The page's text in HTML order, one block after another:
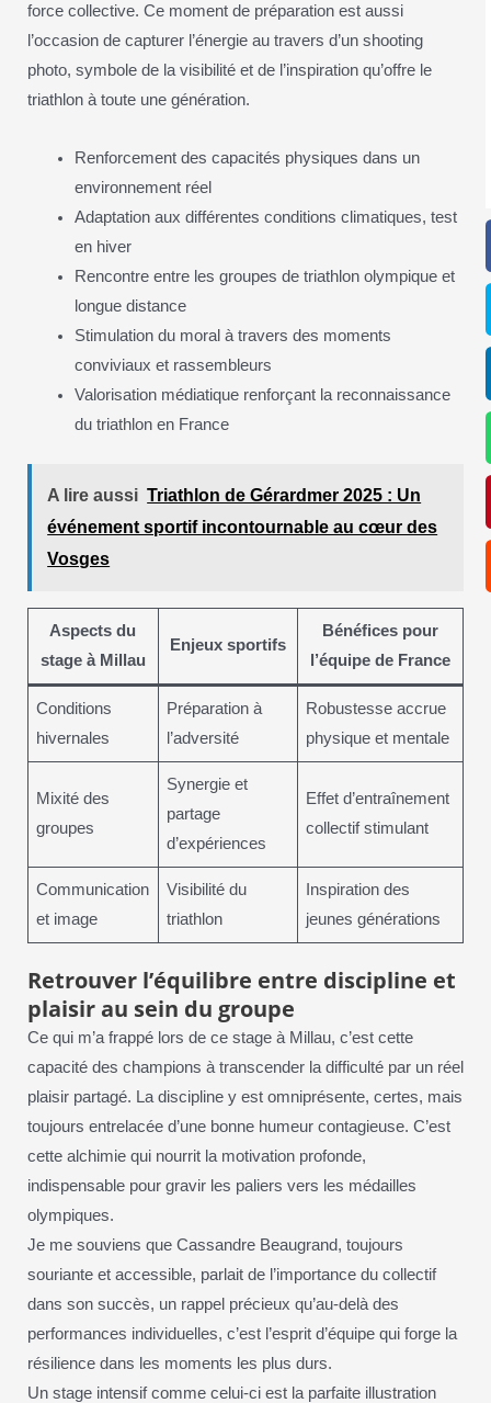
force collective. Ce moment de préparation est aussi
l’occasion de capturer l’énergie au travers d’un shooting
photo, symbole de la visibilité et de l’inspiration qu’offre le
triathlon à toute une génération.
Renforcement des capacités physiques dans un
environnement réel
Adaptation aux différentes conditions climatiques, test
en hiver
Rencontre entre les groupes de triathlon olympique et
longue distance
Stimulation du moral à travers des moments
conviviaux et rassembleurs
Valorisation médiatique renforçant la reconnaissance
du triathlon en France
A lire aussi Triathlon de Gérardmer 2025 : Un
événement sportif incontournable au cœur des
Vosges
Aspects du
stage à Millau
Enjeux sportifs
Bénéfices pour
l’équipe de France
Conditions
hivernales
Préparation à
l’adversité
Robustesse accrue
physique et mentale
Mixité des
groupes
Synergie et
partage
d’expériences
Effet d’entraînement
collectif stimulant
Communication
et image
Visibilité du
triathlon
Inspiration des
jeunes générations
Retrouver l’équilibre entre discipline et
plaisir au sein du groupe
Ce qui m’a frappé lors de ce stage à Millau, c’est cette
capacité des champions à transcender la difficulté par un réel
plaisir partagé. La discipline y est omniprésente, certes, mais
toujours entrelacée d’une bonne humeur contagieuse. C’est
cette alchimie qui nourrit la motivation profonde,
indispensable pour gravir les paliers vers les médailles
olympiques.
Je me souviens que Cassandre Beaugrand, toujours
souriante et accessible, parlait de l’importance du collectif
dans son succès, un rappel précieux qu’au-delà des
performances individuelles, c’est l’esprit d’équipe qui forge la
résilience dans les moments les plus durs.
Un stage intensif comme celui-ci est la parfaite illustration